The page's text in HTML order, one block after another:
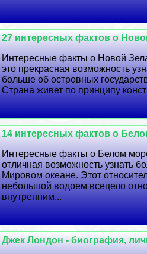
27 интересных фактов о
Интересные факты о Новой
это прекрасная возможность
больше об островных
Страна живет по принципу
14 интересных фактов о
Интересные факты о Белом
отличная возможность узнать
Мировом океане. Этот
небольшой водоем всецело
внутренним...
Джек Лондон - биография,